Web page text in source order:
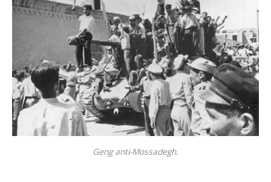
Geng anti-Mossadegh.